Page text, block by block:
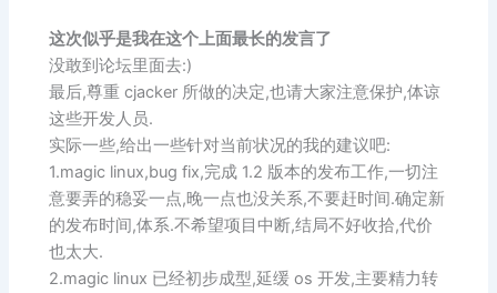
这次似乎是我在这个上面最长的发言了
没敢到论坛里面去:)
最后,尊重 cjacker 所做的决定,也请大家注意保护,体谅
这些开发人员.
实际一些,给出一些针对当前状况的我的建议吧:
1.magic linux,bug fix,完成 1.2 版本的发布工作,一切注
意要弄的稳妥一点,晚一点也没关系,不要赶时间.确定新
的发布时间,体系.不希望项目中断,结局不好收拾,代价
也太大.
2.magic linux 已经初步成型,延缓 os 开发,主要精力转